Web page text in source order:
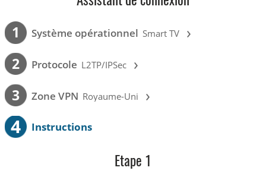
1 Système opérationnel Smart TV ›
2 Protocole L2TP/IPSec ›
3 Zone VPN Royaume-Uni ›
4 Instructions
Etape 1